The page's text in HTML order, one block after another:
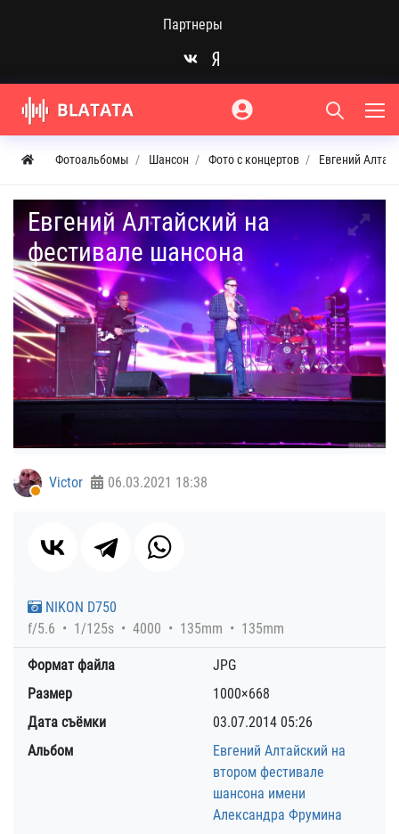
Партнеры
Фотоальбомы Шансон Фото с концертов Евгений
Евгений Алтайский на
фестивале шансона
Victor 06.03.2021 18:38
NIKON D750
f/5.6
1/125s 4000 135mm 135mm
Формат файла
JPG
Размер
1000×668
Дата съёмки
03.07.2014 05:26
Альбом
Евгений Алтайский на
втором фестивале
шансона имени
Александра Фрумина